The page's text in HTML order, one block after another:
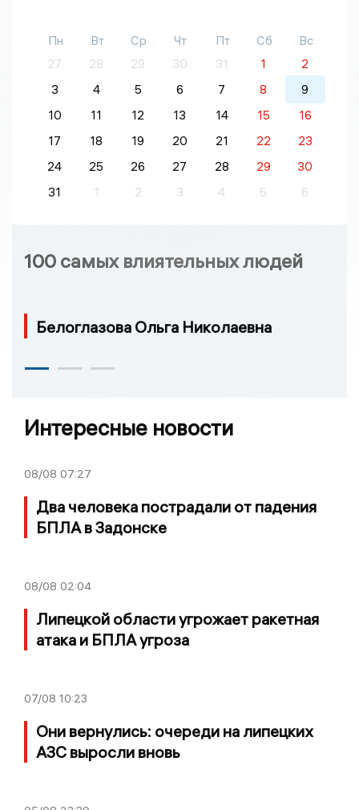
Пн Вт Ср Чт Пт Сб
Вс
27
28 29 30 31 1
2
3
4 5 6 7 8
9
10
11 12 13 14 15
16
17
18 19 20 21 22
23
24
25 26 27 28 29
30
31
1 2 3 4 5 6
100 самых влиятельных людей
Белоглазова Ольга Николаевна
Интересные новости
08/08 07:27
Два человека пострадали от падения
БПЛА в Задонске
08/08 02:04
Липецкой области угрожает ракетная
атака и БПЛА угроза
07/08 10:23
Они вернулись: очереди на липецких
АЗС выросли вновь